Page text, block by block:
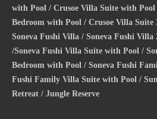
with Pool / Crusoe Villa Suite with
Bedroom with Pool / Crusoe Villa Suite
Soneva Fushi Villa / Soneva Fushi
/Soneva Fushi Villa Suite with Pool /
Bedroom with Pool / Soneva Fushi
Fushi Family Villa Suite with Pool /
Retreat / Jungle Reserve